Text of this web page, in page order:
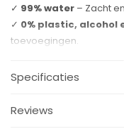
✓ 99% water – Zacht
✓ 0% plastic, alcohol
toevoegingen.
Zacht en effectief
natuurlijke huidbalans
✓Grote verpakking
Specificaties
Reviews